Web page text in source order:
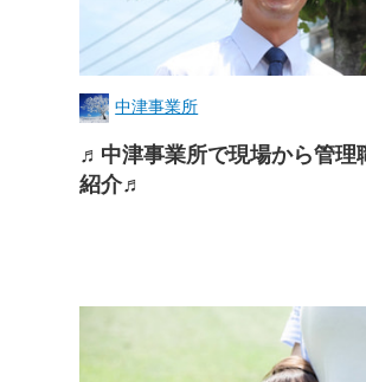
中津事業所
♬中津事業所で現場から管理
紹介♬